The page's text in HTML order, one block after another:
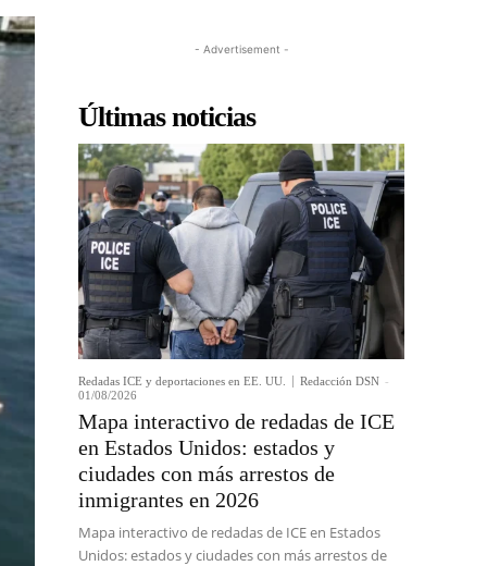
- Advertisement -
Últimas noticias
Redadas ICE y deportaciones en EE. UU. Redacción DSN -
01/08/2026
Mapa interactivo de redadas de ICE
en Estados Unidos: estados y
ciudades con más arrestos de
inmigrantes en 2026
Mapa interactivo de redadas de ICE en Estados
Unidos: estados y ciudades con más arrestos de